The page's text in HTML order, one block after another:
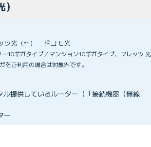
ツ光 （*1） ドコモ光
10ギガタイプ／マンション10ギガタイプ、フレッツ 光
をご利用の場合は対象外です。
ル提供しているルーター（「接続機器（無線
ー